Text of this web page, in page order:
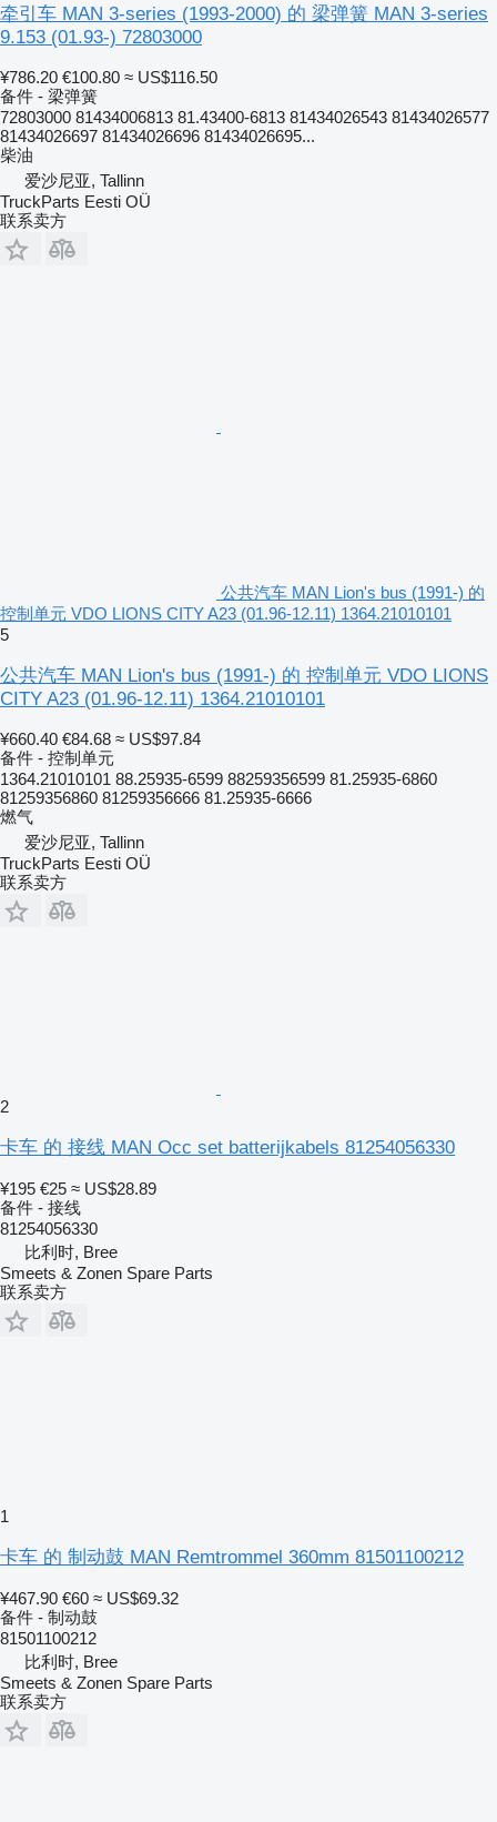
牵引车 MAN 3-series (1993-2000) 的 梁弹簧 MAN 3-series
9.153 (01.93-) 72803000
¥786.20 €100.80 ≈ US$116.50
备件 - 梁弹簧
72803000 81434006813 81.43400-6813 81434026543 81434026577
81434026697 81434026696 81434026695...
柴油
爱沙尼亚, Tallinn
TruckParts Eesti OÜ
联系卖方
公共汽车 MAN Lion's bus (1991-) 的
控制单元 VDO LIONS CITY A23 (01.96-12.11) 1364.21010101
5
公共汽车 MAN Lion's bus (1991-) 的 控制单元 VDO LIONS
CITY A23 (01.96-12.11) 1364.21010101
¥660.40 €84.68 ≈ US$97.84
备件 - 控制单元
1364.21010101 88.25935-6599 88259356599 81.25935-6860
81259356860 81259356666 81.25935-6666
燃气
爱沙尼亚, Tallinn
TruckParts Eesti OÜ
联系卖方
2
卡车 的 接线 MAN Occ set batterijkabels 81254056330
¥195 €25 ≈ US$28.89
备件 - 接线
81254056330
比利时, Bree
Smeets & Zonen Spare Parts
联系卖方
1
卡车 的 制动鼓 MAN Remtrommel 360mm 81501100212
¥467.90 €60 ≈ US$69.32
备件 - 制动鼓
81501100212
比利时, Bree
Smeets & Zonen Spare Parts
联系卖方